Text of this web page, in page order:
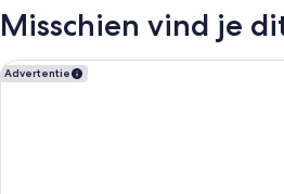
niet-
Misschien vind je
Advertentie
Grand Prince Hotel Shin Takanawa